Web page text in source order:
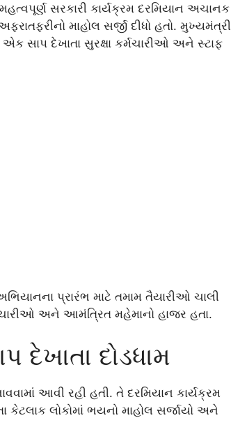
સરકારી કાર્યક્રમ દરમિયાન અચાનક
માહોલ સર્જી દીધો હતો. મુખ્યમંત્રી
સાપ દેખાતા સુરક્ષા કર્મચારીઓ અને સ્ટાફ
પ્રારંભ માટે તમામ તૈયારીઓ ચાલી
અને આમંત્રિત મહેમાનો હાજર હતા.
દેખાતા દોડધામ
આવી રહી હતી. તે દરમિયાન કાર્યક્રમ
લોકોમાં ભયનો માહોલ સર્જાયો અને